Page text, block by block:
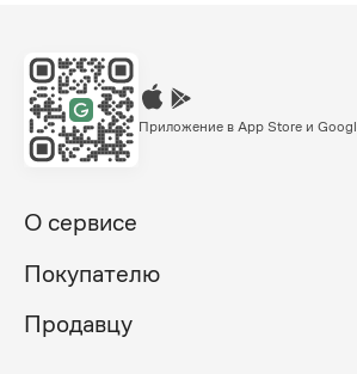
Приложение в App Store и
О сервисе
Покупателю
Продавцу